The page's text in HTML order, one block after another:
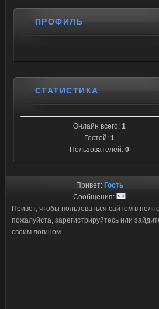
ПРОФИЛЬ
СТАТИСТИКА
Онлайн всего: 1
Гостей: 1
Пользователей: 0
Привет: Гость
Сообщения:
Привет, чтобы пользоваться сайтом в
пожалуйста, зарегистрируйтесь или
своим логином